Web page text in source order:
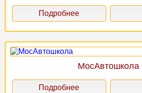
Подробнее
МосАвтошкола
Подробнее